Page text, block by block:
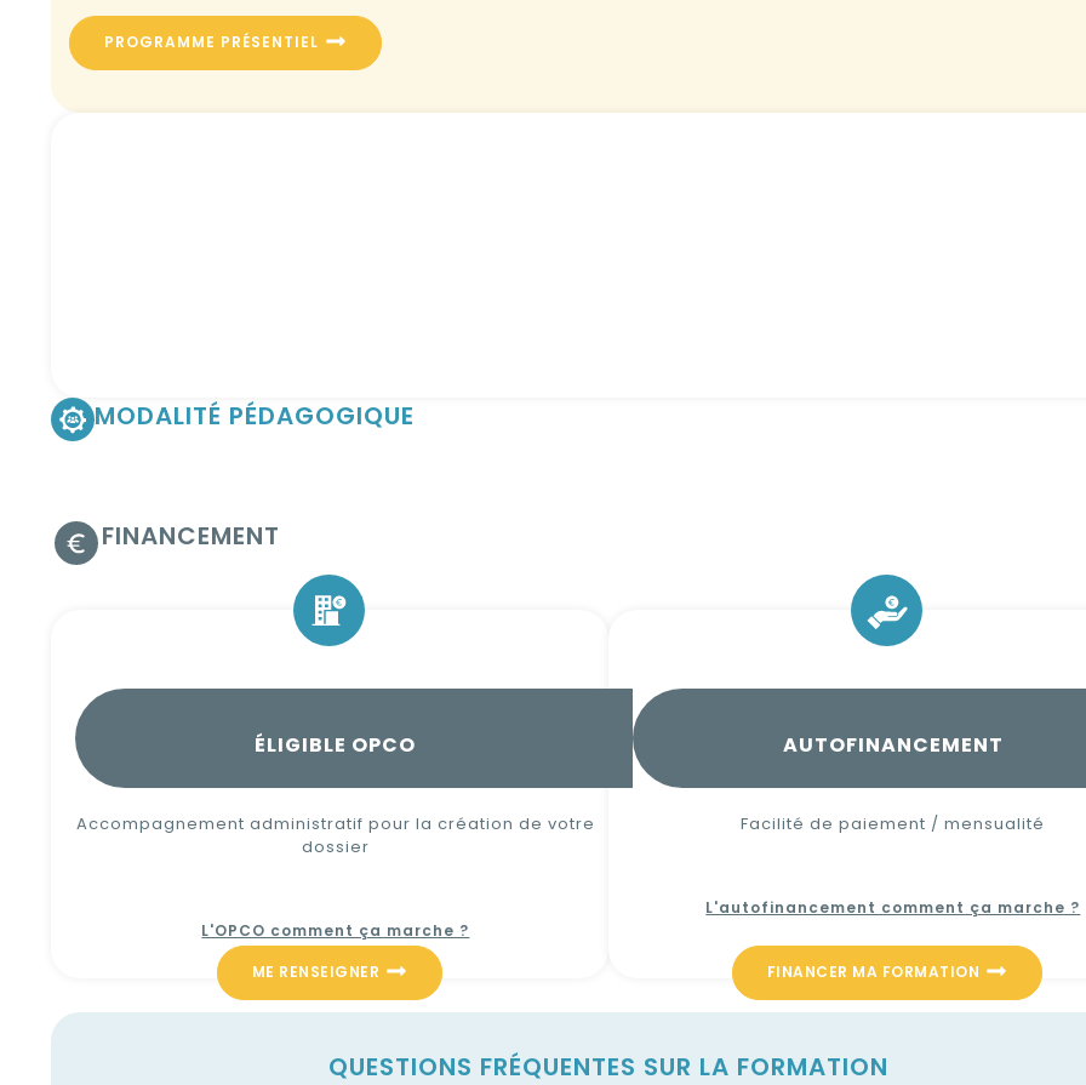
PROGRAMME PRÉSENTIEL
MODALITÉ PÉDAGOGIQUE
FINANCEMENT
ÉLIGIBLE OPCO
Accompagnement administratif pour la création de votre
dossier
L'OPCO comment ça marche ?
ME RENSEIGNER
AUTOFINANCEMENT
Facilité de paiement / mensualité
L'autofinancement comment ça marche ?
FINANCER MA FORMATION
QUESTIONS FRÉQUENTES SUR LA FORMATION